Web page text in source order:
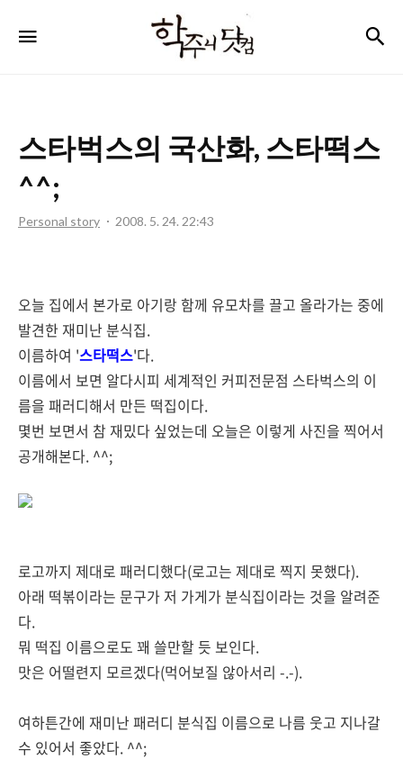
주
컴
스타벅스의 국산화, 스타떡스
^^;
Personal story 2008. 5. 24. 22:43
오늘 집에서 본가로 아기랑 함께 유모차를 끌고 올라가는 중에
발견한 재미난 분식집.
이름하여 '스타떡스'다.
이름에서 보면 알다시피 세계적인 커피전문점 스타벅스의 이
름을 패러디해서 만든 떡집이다.
몇번 보면서 참 재밌다 싶었는데 오늘은 이렇게 사진을 찍어서
공개해본다. ^^;
로고까지 제대로 패러디했다(로고는 제대로 찍지 못했다).
아래 떡볶이라는 문구가 저 가게가 분식집이라는 것을 알려준
다.
뭐 떡집 이름으로도 꽤 쓸만할 듯 보인다.
맛은 어떨련지 모르겠다(먹어보질 않아서리 -.-).
여하튼간에 재미난 패러디 분식집 이름으로 나름 웃고 지나갈
수 있어서 좋았다. ^^;